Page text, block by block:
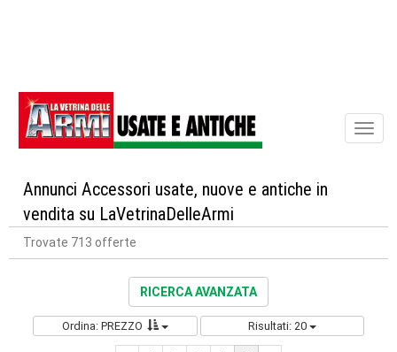
Annunci Accessori usate, nuove e antiche in
vendita su LaVetrinaDelleArmi
Trovate 713 offerte
RICERCA AVANZATA
Ordina: PREZZO Risultati: 20